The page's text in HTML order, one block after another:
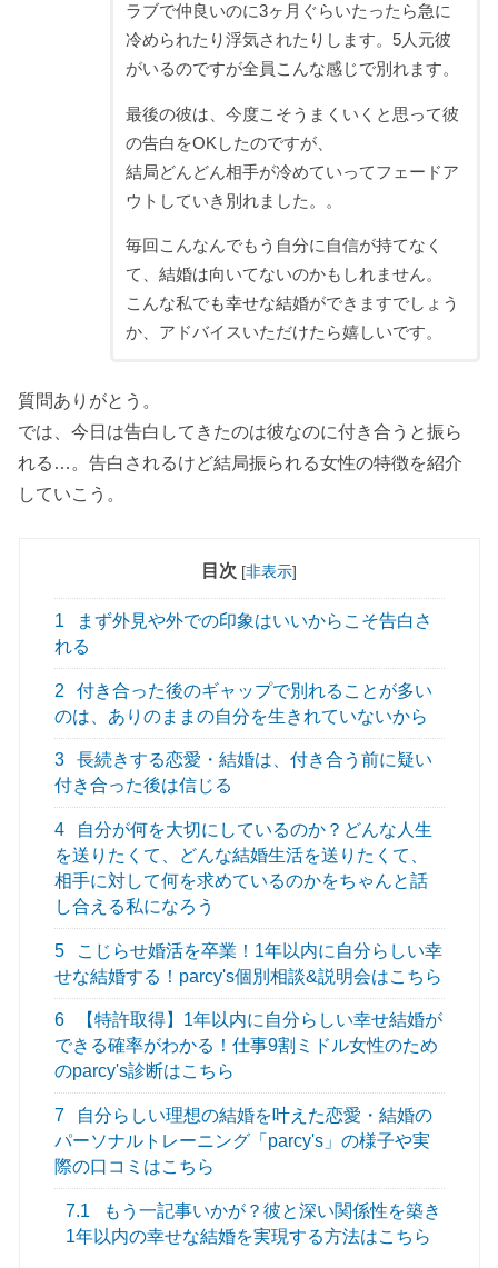
ラブで仲良いのに3ヶ月ぐらいたったら急に
冷められたり浮気されたりします。5人元彼
がいるのですが全員こんな感じで別れます。
最後の彼は、今度こそうまくいくと思って彼
の告白をOKしたのですが、
結局どんどん相手が冷めていってフェードア
ウトしていき別れました。。
毎回こんなんでもう自分に自信が持てなく
て、結婚は向いてないのかもしれません。
こんな私でも幸せな結婚ができますでしょう
か、アドバイスいただけたら嬉しいです。
質問ありがとう。
では、今日は告白してきたのは彼なのに付き合うと振ら
れる…。告白されるけど結局振られる女性の特徴を紹介
していこう。
目次 [非表示]
1
まず外見や外での印象はいいからこそ告白さ
れる
2
付き合った後のギャップで別れることが多い
のは、ありのままの自分を生きれていないから
3
長続きする恋愛・結婚は、付き合う前に疑い
付き合った後は信じる
4
自分が何を大切にしているのか？どんな人生
を送りたくて、どんな結婚生活を送りたくて、
相手に対して何を求めているのかをちゃんと話
し合える私になろう
5
こじらせ婚活を卒業！1年以内に自分らしい幸
せな結婚する！parcy's個別相談&説明会はこちら
6
【特許取得】1年以内に自分らしい幸せ結婚が
できる確率がわかる！仕事9割ミドル女性のため
のparcy's診断はこちら
7
自分らしい理想の結婚を叶えた恋愛・結婚の
パーソナルトレーニング「parcy's」の様子や実
際の口コミはこちら
7.1
もう一記事いかが？彼と深い関係性を築き
1年以内の幸せな結婚を実現する方法はこちら